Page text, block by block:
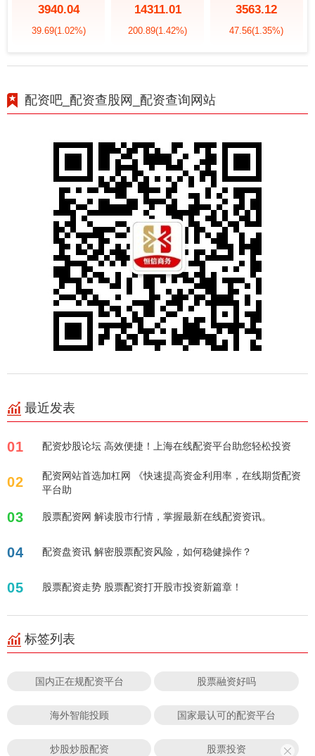
3940.04
39.69(1.02%)
14311.01
200.89(1.42%)
3563.12
47.56(1.35%)
配资吧_配资查股网_配资查询网站
最近发表
01 配资炒股论坛 高效便捷！上海在线配资平台助您轻松投资
02
配资网站首选加杠网 《快速提高资金利用率，在线期货配资
平台助
03 股票配资网 解读股市行情，掌握最新在线配资资讯。
04 配资盘资讯 解密股票配资风险，如何稳健操作？
05 股票配资走势 股票配资打开股市投资新篇章！
标签列表
国内正在规配资平台 股票融资好吗
海外智能投顾 国家最认可的配资平台
炒股炒股配资 股票投资